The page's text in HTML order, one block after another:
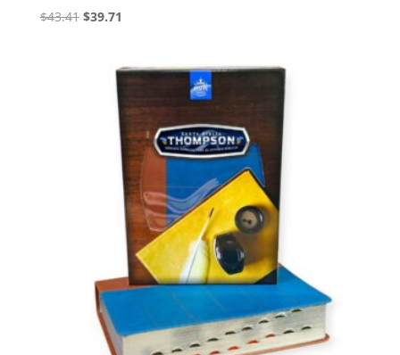
$43.41 Original
$43.41.
$39.71
$39.71.